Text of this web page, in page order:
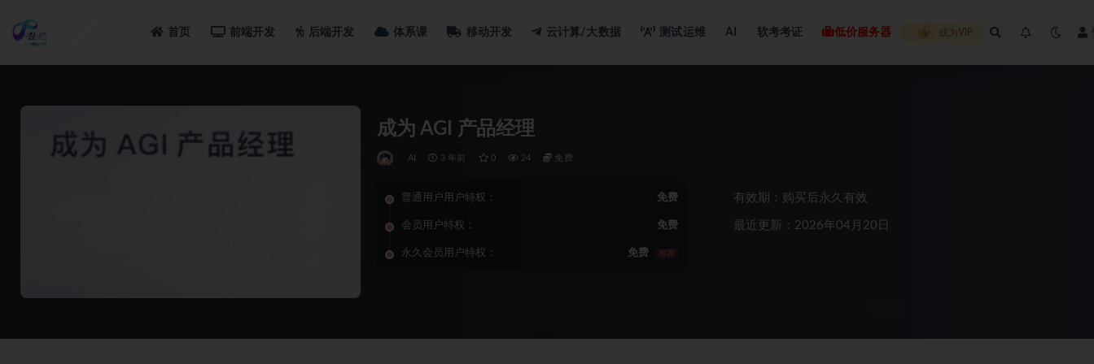
首页 前端开发 后端开发 体系课 移动开发 云计算/大数据 测试运维 AI 软考考证 低价服务器 成为VIP
成为 AGI 产品经理
AI 3 年前 0 24 免费
普通用户用户特权： 免费
会员用户特权： 免费
永久会员用户特权： 免费 推荐
有效期：购买后永久有效
最近更新：2026年04月20日